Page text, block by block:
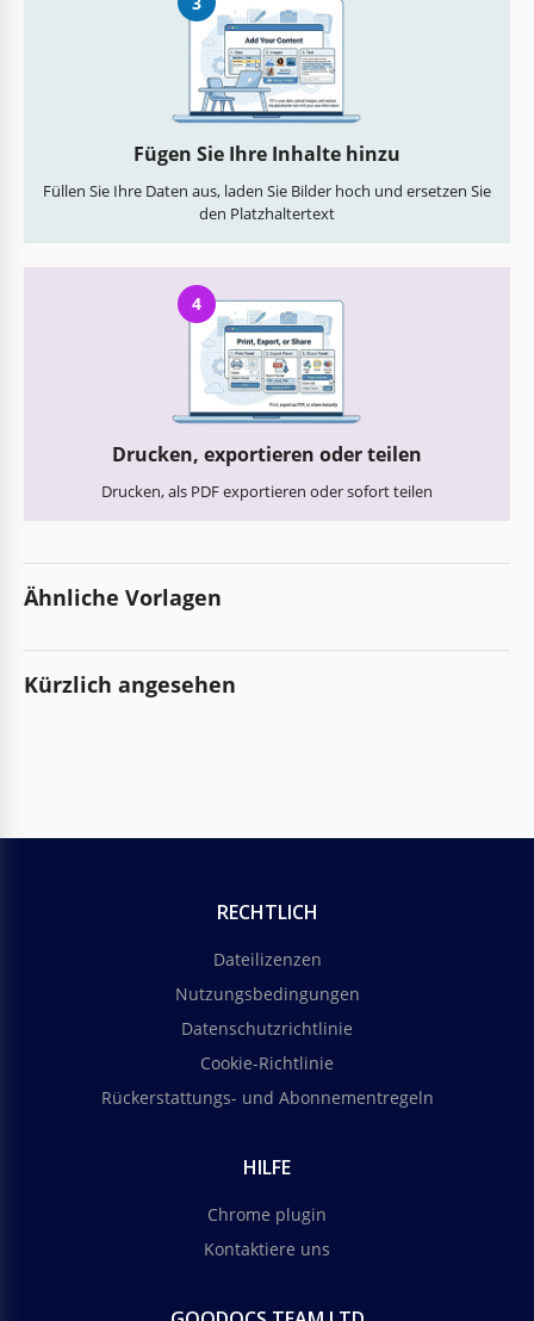
Fügen Sie Ihre Inhalte hinzu
Füllen Sie Ihre Daten aus, laden Sie Bilder hoch und ersetzen Sie
den Platzhaltertext
4
Drucken, exportieren oder teilen
Drucken, als PDF exportieren oder sofort teilen
Ähnliche Vorlagen
Kürzlich angesehen
RECHTLICH
Dateilizenzen
Nutzungsbedingungen
Datenschutzrichtlinie
Cookie-Richtlinie
Rückerstattungs- und Abonnementregeln
HILFE
Chrome plugin
Kontaktiere uns